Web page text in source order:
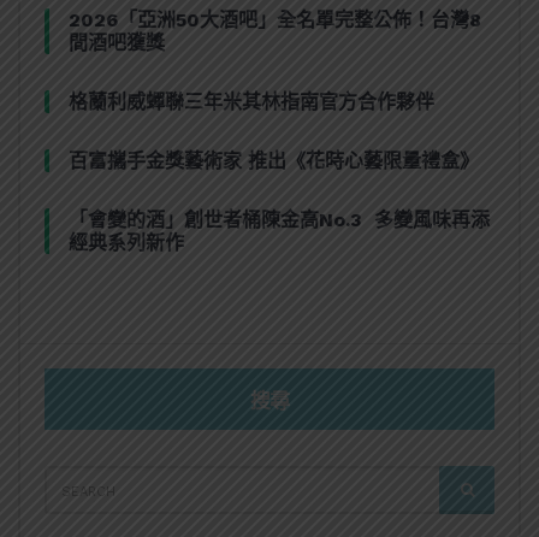
2026「亞洲50大酒吧」全名單完整公佈！台灣8
間酒吧獲獎
格蘭利威蟬聯三年米其林指南官方合作夥伴
百富攜手金獎藝術家 推出《花時心藝限量禮盒》
「會變的酒」創世者桶陳金高No.3 多變風味再添
經典系列新作
搜尋
FOR:
SEARCH